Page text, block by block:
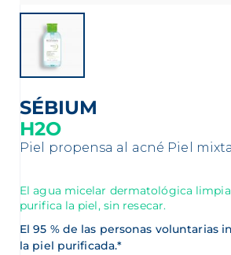
SÉBIUM
H2O
Piel propensa al acné Piel
El agua micelar dermatológica
purifica la piel, sin resecar.
El 95 % de las personas voluntarias
la piel purificada.*